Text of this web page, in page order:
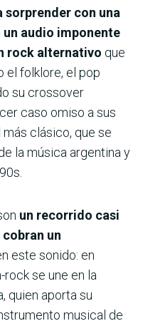
sorprender con una
audio imponente
rock alternativo que
el folklore, el pop
su crossover
caso omiso a sus
clásico, que se
la música argentina y
un recorrido casi
un
este sonido: en
rock se une en la
quien aporta su
musical de